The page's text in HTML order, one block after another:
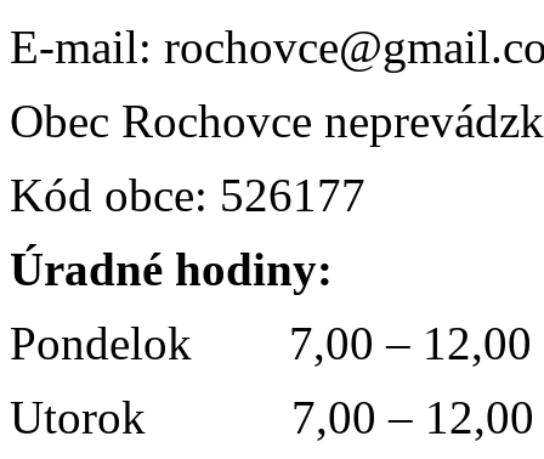
E-mail:
Obec Rochovce
Kód obce: 526177
Úradné hodiny:
Pondelok 7,00 – 12,00
Utorok 7,00 – 12,00